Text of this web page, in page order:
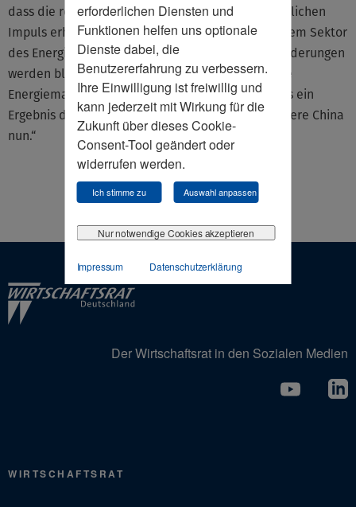
erforderlichen Diensten und
Funktionen helfen uns optionale
Dienste dabei, die
Benutzererfahrung zu verbessern.
Ihre Einwilligung ist freiwillig und
kann jederzeit mit Wirkung für die
Zukunft über dieses Cookie-
Consent-Tool geändert oder
widerrufen werden.
Ich stimme zu Auswahl anpassen
Nur notwendige Cookies akzeptieren
Impressum Datenschutzerklärung
dass die regenativen Energien damit einen zusätzlichen
Impuls erhalten haben und deutlich mehr in diesem Sektor
des Energiemarktes investiert wurde. Diese Veränderungen
werden bleiben, urteilte Rücker. „Der europäische
Energiemarkt habe sich als resilient erwiesen, was ein
Ergebnis des Marktdesigns sei. Dieses Modell kopiere China
nun.“
Der Wirtschaftsrat in den Sozialen Medien
WIRTSCHAFTSRAT